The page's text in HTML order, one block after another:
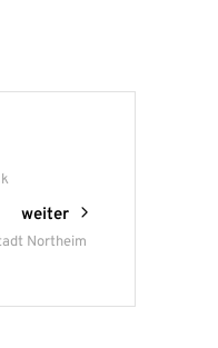
weiter
Northeim